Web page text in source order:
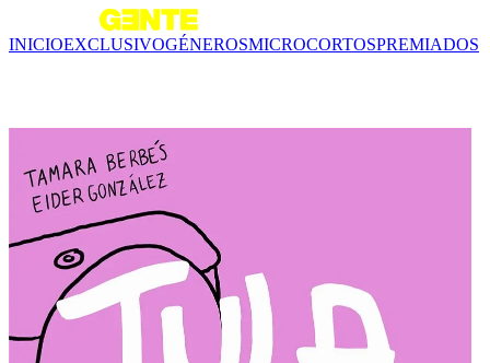
INICIOEXCLUSIVOGÉNEROSMICROCORTOSPREMIADOS